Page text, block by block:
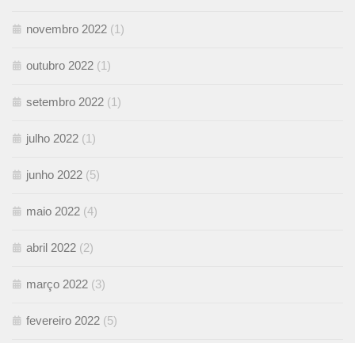
novembro 2022 (1)
outubro 2022 (1)
setembro 2022 (1)
julho 2022 (1)
junho 2022 (5)
maio 2022 (4)
abril 2022 (2)
março 2022 (3)
fevereiro 2022 (5)